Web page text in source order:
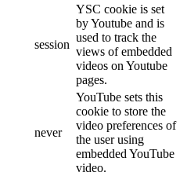
session
YSC cookie is set
by Youtube and is
used to track the
views of embedded
videos on Youtube
pages.
never
YouTube sets this
cookie to store the
video preferences of
the user using
embedded YouTube
video.